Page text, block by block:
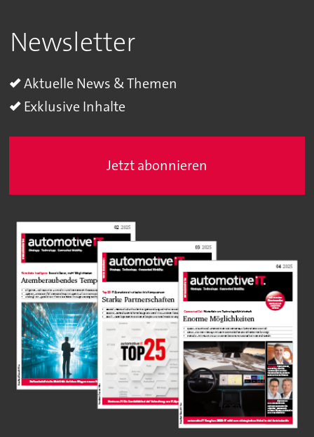
Newsletter
Aktuelle News & Themen
Exklusive Inhalte
Jetzt abonnieren